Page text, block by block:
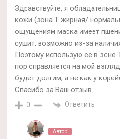
Здравствуйте, я
кожи (зона Т жирная/
ощущениям маска имеет
сушит, возможно из-за
Поэтому использую ее в зоне
пор справляется на мой
будет долгим, а не как у
Спасибо за Ваш отзыв.
0 Ответить
Автор